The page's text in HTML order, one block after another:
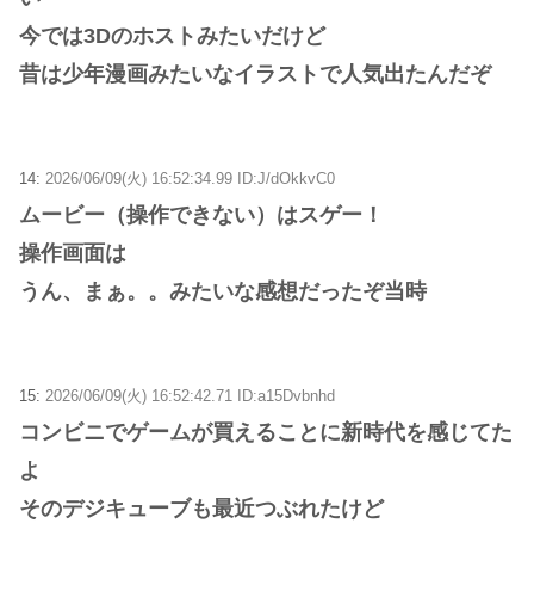
今では3Dのホストみたいだけど
昔は少年漫画みたいなイラストで人気出たんだぞ
14: 2026/06/09(火) 16:52:34.99 ID:J/dOkkvC0
ムービー（操作できない）はスゲー！
操作画面は
うん、まぁ。。みたいな感想だったぞ当時
15: 2026/06/09(火) 16:52:42.71 ID:a15Dvbnhd
コンビニでゲームが買えることに新時代を感じてた
よ
そのデジキューブも最近つぶれたけど